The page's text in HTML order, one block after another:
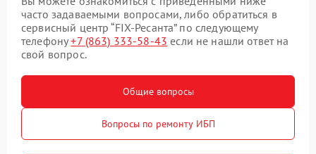
часто задаваемыми вопросами, либо обратиться в
сервисный центр “FIX-Ресанта” по следующему
телефону+7 (863) 333-58-43 если не нашли ответ на
свой вопрос.
Общие вопросы
Вопросы по ремонту ИБП